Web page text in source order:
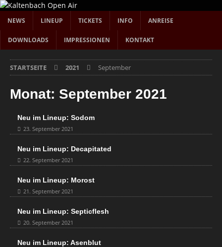
NEWS LINEUP TICKETS INFO ANREISE
DOWNLOADS IMPRESSIONEN KONTAKT
STARTSEITE 2021 September
Monat: September 2021
Neu im Lineup: Sodom
23. September 2021
Neu im Lineup: Decapitated
22. September 2021
Neu im Lineup: Morost
21. September 2021
Neu im Lineup: Septicflesh
20. September 2021
Neu im Lineup: Asenblut